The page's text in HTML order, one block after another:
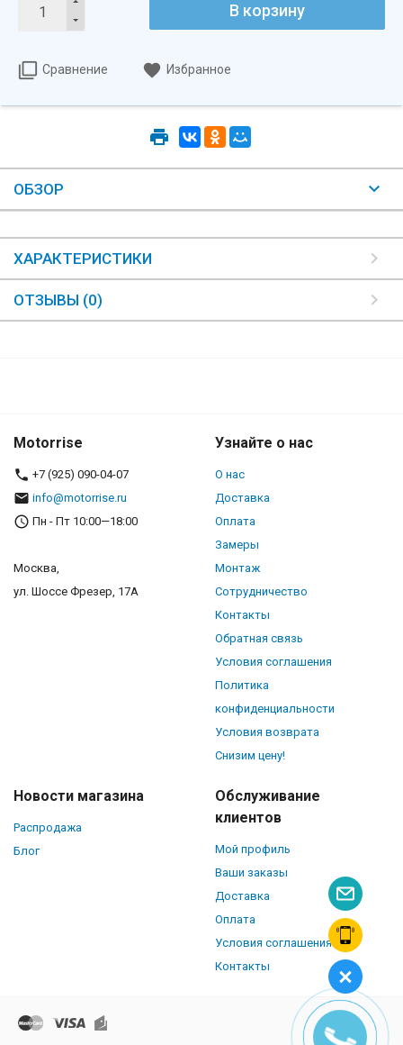
В корзину
Сравнение Избранное
ОБЗОР
ХАРАКТЕРИСТИКИ
ОТЗЫВЫ (0)
Motorrise
+7 (925) 090-04-07
info@motorrise.ru
Пн - Пт 10:00—18:00
Москва,
ул. Шоссе Фрезер, 17А
Узнайте о нас
О нас
Доставка
Оплата
Замеры
Монтаж
Сотрудничество
Контакты
Обратная связь
Условия соглашения
Политика
конфиденциальности
Условия возврата
Снизим цену!
Новости магазина
Распродажа
Блог
Обслуживание
клиентов
Мой профиль
Ваши заказы
Доставка
Оплата
Условия соглашения
Контакты